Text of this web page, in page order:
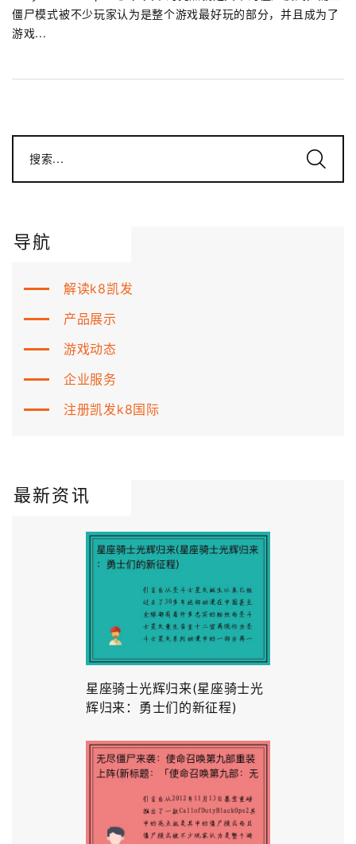
僵尸模式被不少玩家认为是整个游戏最好玩的部分，并且成为了
游戏...
搜索...
导航
解读k8凯发
产品展示
游戏动态
企业服务
注册凯发k8国际
最新资讯
星座骑士光辉归来(星座骑士光
辉归来：勇士们的新征程)